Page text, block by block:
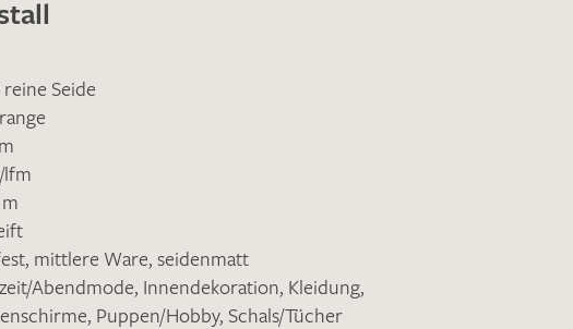
Seide
lfm
, mittlere Ware, seidenmatt
Abendmode, Innendekoration, Kleidung,
, Puppen/Hobby, Schals/Tücher